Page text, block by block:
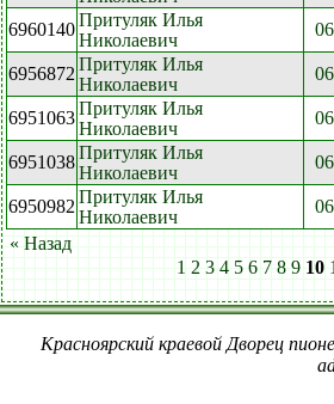
6960140Притуляк Илья
Николаевич
6956872 Притуляк Илья
Николаевич
6951063Притуляк Илья
Николаевич
6951038Притуляк Илья
Николаевич
6950982 Притуляк Илья
Николаевич
« Назад
1 2 3 4 5 6 7 8 9 10
Красноярский краевой Дворец